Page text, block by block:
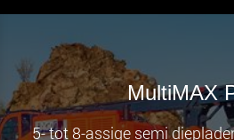
MultiMAX
5- tot 8-assige semi